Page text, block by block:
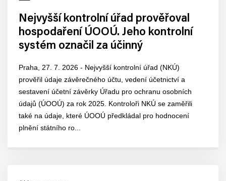
Nejvyšší kontrolní úřad prověřoval
hospodaření ÚOOÚ. Jeho kontrolní
systém označil za účinný
Praha, 27. 7. 2026 - Nejvyšší kontrolní úřad (NKÚ)
prověřil údaje závěrečného účtu, vedení účetnictví a
sestavení účetní závěrky Úřadu pro ochranu osobních
údajů (ÚOOÚ) za rok 2025. Kontroloři NKÚ se zaměřili
také na údaje, které ÚOOÚ předkládal pro hodnocení
plnění státního ro...